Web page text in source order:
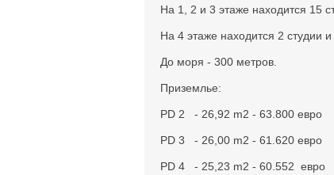
На 1, 2 и 3 этаже находится 15
На 4 этаже находится 2 студии
До моря - 300 метров.
Приземлье:
PD 2 - 26,92 m2 - 63.800 евро
PD 3 - 26,00 m2 - 61.620 евро
PD 4 - 25,23 m2 - 60.552 евро